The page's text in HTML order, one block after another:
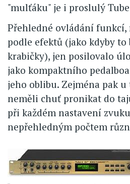
"mulťáku" je i proslulý Tube
Přehledné ovládání funkcí,
podle efektů (jako kdyby
krabičky), jen posilovalo
jako kompaktního
jeho oblibu. Zejména pak
neměli chuť pronikat do
při každém nastavení
nepřehledným počtem